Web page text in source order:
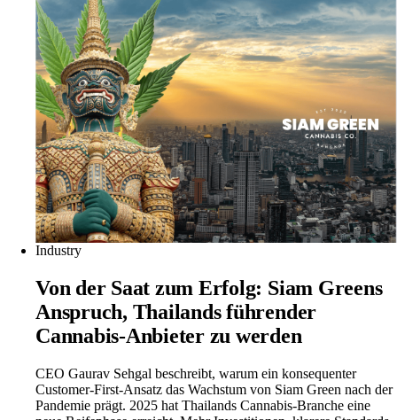
Industry
Von der Saat zum Erfolg: Siam Greens
Anspruch, Thailands führender
Cannabis-Anbieter zu werden
CEO Gaurav Sehgal beschreibt, warum ein konsequenter
Customer-First-Ansatz das Wachstum von Siam Green nach der
Pandemie prägt. 2025 hat Thailands Cannabis-Branche eine